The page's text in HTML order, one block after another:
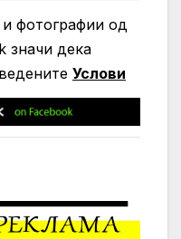
фотографии од
значи дека
Услови